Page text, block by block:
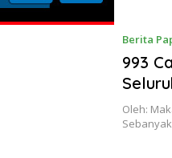
Berita
993
Oleh: